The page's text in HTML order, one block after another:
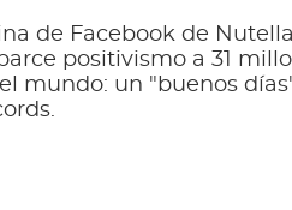
de Facebook de
positivismo a 31
mundo: un "buenos